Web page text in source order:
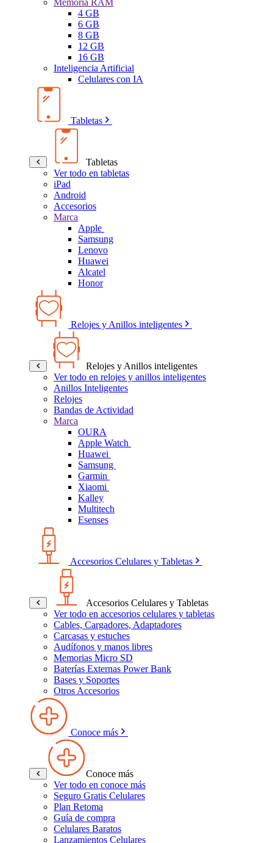
Memoria RAM
4 GB
6 GB
8 GB
12 GB
16 GB
Inteligencia Artificial
Celulares con IA
Tabletas
Tabletas
Ver todo en tabletas
iPad
Android
Accesorios
Marca
Apple
Samsung
Lenovo
Huawei
Alcatel
Honor
Relojes y Anillos inteligentes
Relojes y Anillos inteligentes
Ver todo en relojes y anillos inteligentes
Anillos Inteligentes
Relojes
Bandas de Actividad
Marca
OURA
Apple Watch
Huawei
Samsung
Garmin
Xiaomi
Kalley
Multitech
Esenses
Accesorios Celulares y Tabletas
Accesorios Celulares y Tabletas
Ver todo en accesorios celulares y tabletas
Cables, Cargadores, Adaptadores
Carcasas y estuches
Audífonos y manos libres
Memorias Micro SD
Baterías Externas Power Bank
Bases y Soportes
Otros Accesorios
Conoce más
Conoce más
Ver todo en conoce más
Seguro Gratis Celulares
Plan Retoma
Guía de compra
Celulares Baratos
Lanzamientos Celulares